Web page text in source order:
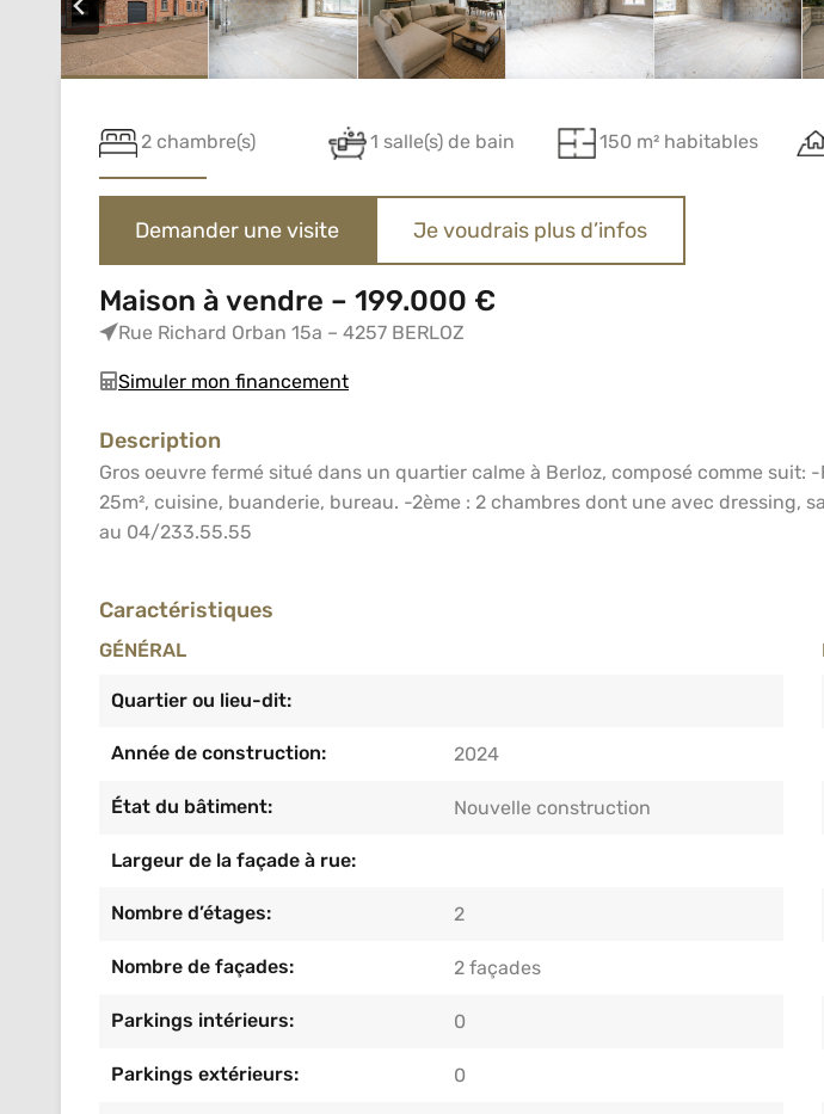
2 chambre(s) 1 salle(s) de bain 150 m² habitables
Demander une visite Je voudrais plus d’infos
Maison à vendre – 199.000 €
Rue Richard Orban 15a – 4257 BERLOZ
Simuler mon financement
Description
Gros oeuvre fermé situé dans un quartier calme à Berloz, composé comme
25m², cuisine, buanderie, bureau. -2ème : 2 chambres dont une avec
au 04/233.55.55
Caractéristiques
GÉNÉRAL
Quartier ou lieu-dit:
Année de construction: 2024
État du bâtiment: Nouvelle construction
Largeur de la façade à rue:
Nombre d’étages: 2
Nombre de façades: 2 façades
Parkings intérieurs: 0
Parkings extérieurs: 0